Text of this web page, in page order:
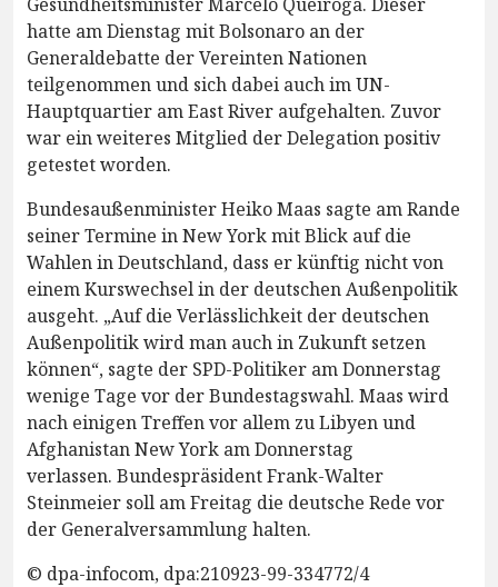
hatte am Dienstag mit Bolsonaro an der
Generaldebatte der Vereinten Nationen
teilgenommen und sich dabei auch im UN-
Hauptquartier am East River aufgehalten. Zuvor
war ein weiteres Mitglied der Delegation positiv
getestet worden.
Bundesaußenminister Heiko Maas sagte am Rande
seiner Termine in New York mit Blick auf die
Wahlen in Deutschland, dass er künftig nicht von
einem Kurswechsel in der deutschen Außenpolitik
ausgeht. „Auf die Verlässlichkeit der deutschen
Außenpolitik wird man auch in Zukunft setzen
können“, sagte der SPD-Politiker am Donnerstag
wenige Tage vor der Bundestagswahl. Maas wird
nach einigen Treffen vor allem zu Libyen und
Afghanistan New York am Donnerstag
verlassen. Bundespräsident Frank-Walter
Steinmeier soll am Freitag die deutsche Rede vor
der Generalversammlung halten.
© dpa-infocom, dpa:210923-99-334772/4